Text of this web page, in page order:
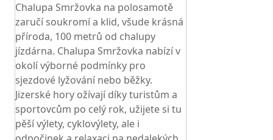
Chalupa Smržovka na polosamotě
zaručí soukromí a klid, všude krásná
příroda, 100 metrů od chalupy
jízdárna. Chalupa Smržovka nabízí v
okolí výborné podmínky pro
sjezdové lyžování nebo běžky.
Jizerské hory ožívají díky turistům a
sportovcům po celý rok, užijete si tu
pěší výlety, cyklovýlety, ale i